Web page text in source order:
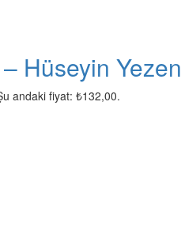
Hüseyin Yezen
andaki fiyat: ₺132,00.